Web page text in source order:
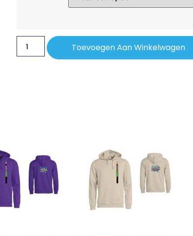
Toevoegen Aan Winkelwagen